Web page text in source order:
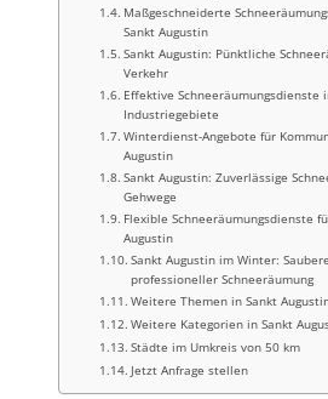
Maßgeschneiderte
Sankt Augustin
Sankt Augustin: Pünktliche
Verkehr
Effektive Schneeräumungsdienste
Industriegebiete
Winterdienst-Angebote für
Augustin
Sankt Augustin: Zuverlässige
Gehwege
Flexible Schneeräumungsdienste
Augustin
Sankt Augustin im Winter:
professioneller Schneeräumung
Weitere Themen in Sankt
Weitere Kategorien in Sankt
Städte im Umkreis von 50 km
Jetzt Anfrage stellen